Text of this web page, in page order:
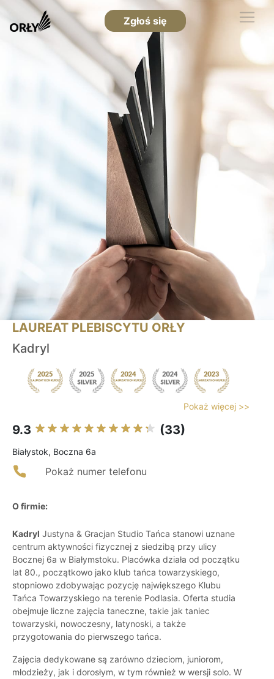
Zgłoś się
LAUREAT PLEBISCYTU ORŁY
Kadryl
Pokaż więcej >>
9.3 (33)
Białystok, Boczna 6a
Pokaż numer telefonu
O firmie:
Kadryl Justyna & Gracjan Studio Tańca stanowi uznane
centrum aktywności fizycznej z siedzibą przy ulicy
Bocznej 6a w Białymstoku. Placówka działa od początku
lat 80., początkowo jako klub tańca towarzyskiego,
stopniowo zdobywając pozycję największego Klubu
Tańca Towarzyskiego na terenie Podlasia. Oferta studia
obejmuje liczne zajęcia taneczne, takie jak taniec
towarzyski, nowoczesny, latynoski, a także
przygotowania do pierwszego tańca.
Zajęcia dedykowane są zarówno dzieciom, juniorom,
młodzieży, jak i dorosłym, w tym również w wersji solo. W